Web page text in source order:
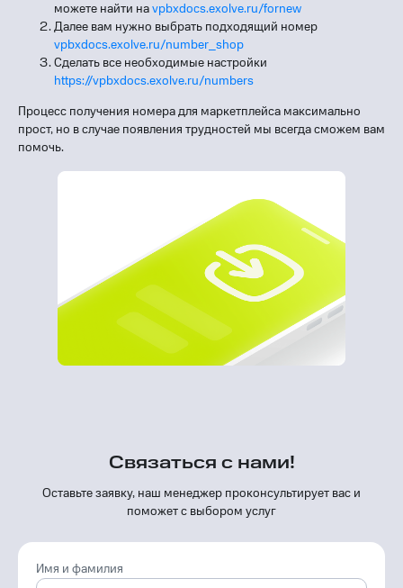
можете найти наvpbxdocs.exolve.ru/fornew
Далее вам нужно выбрать подходящий номер
vpbxdocs.exolve.ru/number_shop
Сделать все необходимые настройки
https://vpbxdocs.exolve.ru/numbers
Процесс получения номера для маркетплейса максимально
прост, но в случае появления трудностей мы всегда сможем вам
помочь.
Связаться с нами!
Оставьте заявку, наш менеджер проконсуль­тирует вас и
поможет с выбором услуг
Имя и фамилия